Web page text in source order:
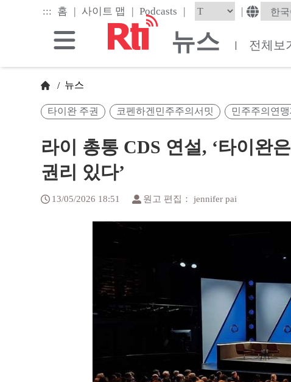
::: 홈 | 사이트 맵 | Podcasts | |
뉴스 | 전체보
/ 뉴스
타이완 주권 코펜하겐민주주의서밋 민주주의연
라이 총통 CDS 연설, ‘타이완
권리 있다’
13/05/2026 18:51 원고 편집： jennifer pai